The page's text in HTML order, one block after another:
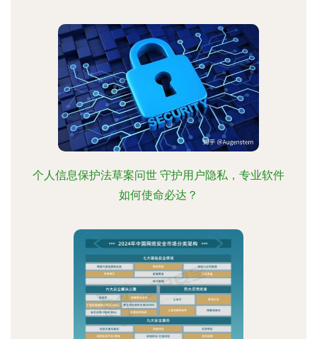
个人信息保护法草案问世 守护用户隐私，专业软件
如何使命必达？